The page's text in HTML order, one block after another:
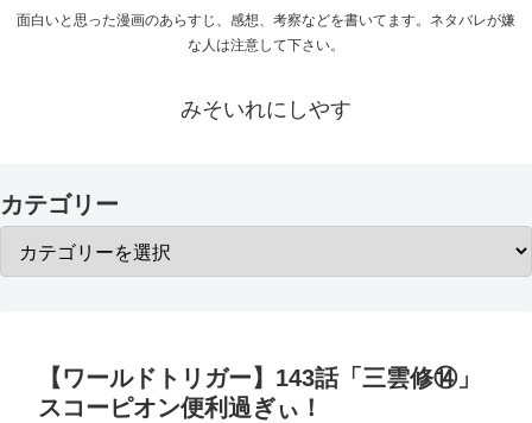
面白いと思った漫画のあらすじ、感想、考察などを書いてます。ネタバレが嫌
な人は注意して下さい。
みそいれにしやす
カテゴリー
【ワールドトリガー】143話「三雲修⑭」
スコーピオン便利過ぎぃ！